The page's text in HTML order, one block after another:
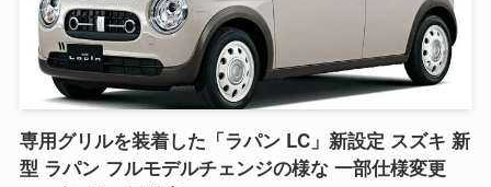
専用グリルを装着した「ラパン LC」新設定 スズキ 新
型 ラパン フルモデルチェンジの様な 一部仕様変更